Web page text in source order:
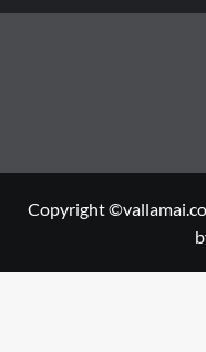
Copyright